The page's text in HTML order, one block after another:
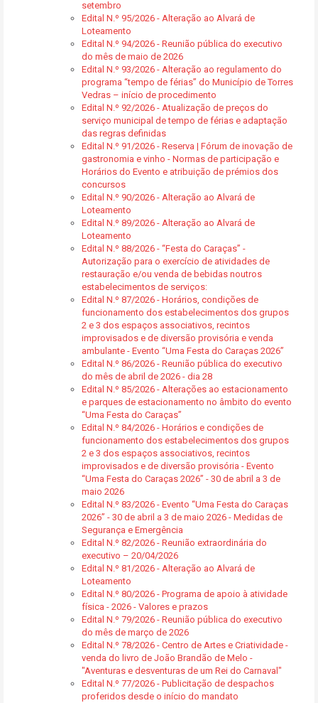
setembro
Edital N.º 95/2026 - Alteração ao Alvará de
Loteamento
Edital N.º 94/2026 - Reunião pública do executivo
do mês de maio de 2026
Edital N.º 93/2026 - Alteração ao regulamento do
programa “tempo de férias” do Município de Torres
Vedras – início de procedimento
Edital N.º 92/2026 - Atualização de preços do
serviço municipal de tempo de férias e adaptação
das regras definidas
Edital N.º 91/2026 - Reserva | Fórum de inovação de
gastronomia e vinho - Normas de participação e
Horários do Evento e atribuição de prémios dos
concursos
Edital N.º 90/2026 - Alteração ao Alvará de
Loteamento
Edital N.º 89/2026 - Alteração ao Alvará de
Loteamento
Edital N.º 88/2026 - “Festa do Caraças” -
Autorização para o exercício de atividades de
restauração e/ou venda de bebidas noutros
estabelecimentos de serviços:
Edital N.º 87/2026 - Horários, condições de
funcionamento dos estabelecimentos dos grupos
2 e 3 dos espaços associativos, recintos
improvisados e de diversão provisória e venda
ambulante - Evento “Uma Festa do Caraças 2026”
Edital N.º 86/2026 - Reunião pública do executivo
do mês de abril de 2026 - dia 28
Edital N.º 85/2026 - Alterações ao estacionamento
e parques de estacionamento no âmbito do evento
“Uma Festa do Caraças”
Edital N.º 84/2026 - Horários e condições de
funcionamento dos estabelecimentos dos grupos
2 e 3 dos espaços associativos, recintos
improvisados e de diversão provisória - Evento
“Uma Festa do Caraças 2026” - 30 de abril a 3 de
maio 2026
Edital N.º 83/2026 - Evento “Uma Festa do Caraças
2026” - 30 de abril a 3 de maio 2026 - Medidas de
Segurança e Emergência
Edital N.º 82/2026 - Reunião extraordinária do
executivo – 20/04/2026
Edital N.º 81/2026 - Alteração ao Alvará de
Loteamento
Edital N.º 80/2026 - Programa de apoio à atividade
física - 2026 - Valores e prazos
Edital N.º 79/2026 - Reunião pública do executivo
do mês de março de 2026
Edital N.º 78/2026 - Centro de Artes e Criatividade -
venda do livro de João Brandão de Melo -
"Aventuras e desventuras de um Rei do Carnaval"
Edital N.º 77/2026 - Publicitação de despachos
proferidos desde o início do mandato